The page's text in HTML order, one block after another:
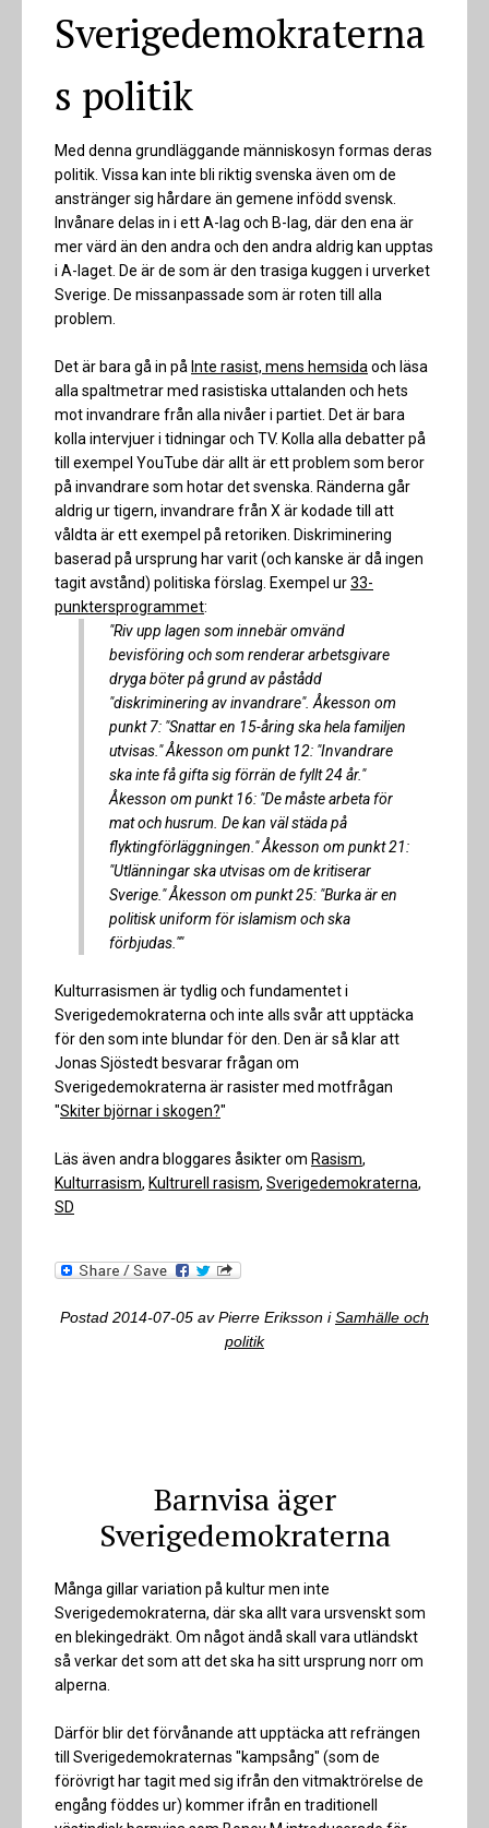
Sverigedemokraterna
s politik
Med denna grundläggande människosyn formas deras
politik. Vissa kan inte bli riktig svenska även om de
anstränger sig hårdare än gemene infödd svensk.
Invånare delas in i ett A-lag och B-lag, där den ena är
mer värd än den andra och den andra aldrig kan upptas
i A-laget. De är de som är den trasiga kuggen i urverket
Sverige. De missanpassade som är roten till alla
problem.
Det är bara gå in på Inte rasist, mens hemsida och läsa
alla spaltmetrar med rasistiska uttalanden och hets
mot invandrare från alla nivåer i partiet. Det är bara
kolla intervjuer i tidningar och TV. Kolla alla debatter på
till exempel YouTube där allt är ett problem som beror
på invandrare som hotar det svenska. Ränderna går
aldrig ur tigern, invandrare från X är kodade till att
våldta är ett exempel på retoriken. Diskriminering
baserad på ursprung har varit (och kanske är då ingen
tagit avstånd) politiska förslag. Exempel ur33-
punktersprogrammet:
"Riv upp lagen som innebär omvänd
bevisföring och som renderar arbetsgivare
dryga böter på grund av påstådd
"diskriminering av invandrare". Åkesson om
punkt 7: "Snattar en 15-åring ska hela familjen
utvisas." Åkesson om punkt 12: "Invandrare
ska inte få gifta sig förrän de fyllt 24 år."
Åkesson om punkt 16: "De måste arbeta för
mat och husrum. De kan väl städa på
flyktingförläggningen." Åkesson om punkt 21:
"Utlänningar ska utvisas om de kritiserar
Sverige." Åkesson om punkt 25: "Burka är en
politisk uniform för islamism och ska
förbjudas.""
Kulturrasismen är tydlig och fundamentet i
Sverigedemokraterna och inte alls svår att upptäcka
för den som inte blundar för den. Den är så klar att
Jonas Sjöstedt besvarar frågan om
Sverigedemokraterna är rasister med motfrågan
"Skiter björnar i skogen?"
Läs även andra bloggares åsikter om Rasism,
Kulturrasism, Kultrurell rasism, Sverigedemokraterna,
SD
Postad 2014-07-05 avPierre Eriksson iSamhälle och
politik
Barnvisa äger
Sverigedemokraterna
Många gillar variation på kultur men inte
Sverigedemokraterna, där ska allt vara ursvenskt som
en blekingedräkt. Om något ändå skall vara utländskt
så verkar det som att det ska ha sitt ursprung norr om
alperna.
Därför blir det förvånande att upptäcka att refrängen
till Sverigedemokraternas "kampsång" (som de
förövrigt har tagit med sig ifrån den vitmaktrörelse de
engång föddes ur) kommer ifrån en traditionell